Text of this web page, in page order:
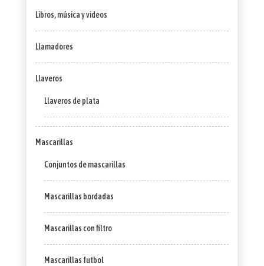
Libros, música y videos
Llamadores
Llaveros
Llaveros de plata
Mascarillas
Conjuntos de mascarillas
Mascarillas bordadas
Mascarillas con filtro
Mascarillas futbol